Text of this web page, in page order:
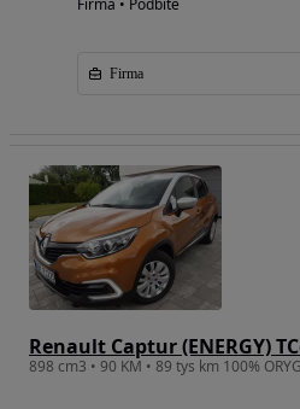
Firma • Podbite
Firma
Renault Captur (ENERGY)